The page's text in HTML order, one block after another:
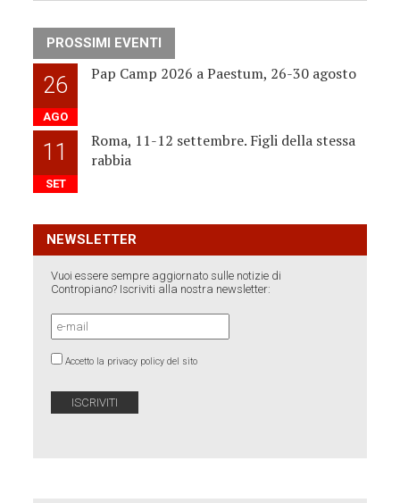
PROSSIMI EVENTI
26
AGO
Pap Camp 2026 a Paestum, 26-30 agosto
11
SET
Roma, 11-12 settembre. Figli della stessa
rabbia
NEWSLETTER
Vuoi essere sempre aggiornato sulle notizie di
Contropiano? Iscriviti alla nostra newsletter:
Accetto la privacy policy del sito